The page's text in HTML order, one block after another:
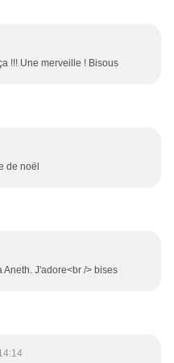
!!! Une merveille ! Bisous
de noël
J'adore<br /> bises